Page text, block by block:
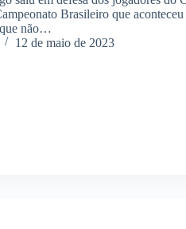
Brasileiro que
não…
12 de maio de 2023